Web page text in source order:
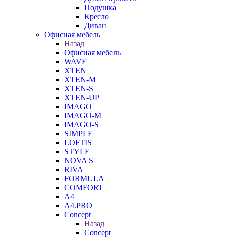
Подушка
Кресло
Диван
Офисная мебель
Назад
Офисная мебель
WAVE
XTEN
XTEN-M
XTEN-S
XTEN-UP
IMAGO
IMAGO-M
IMAGO-S
SIMPLE
LOFTIS
STYLE
NOVA S
RIVA
FORMULA
COMFORT
A4
A4.PRO
Concept
Назад
Concept